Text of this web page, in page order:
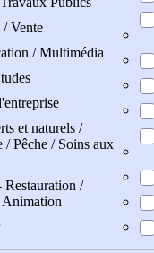
/ Vente
/ Multimédia
et naturels /
Pêche / Soins aux
/